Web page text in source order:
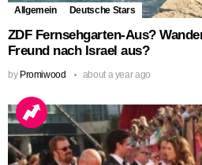
Allgemein Deutsche Stars
ZDF Fernsehgarten-Aus?
Freund nach Israel aus?
by Promiwood about a year ago